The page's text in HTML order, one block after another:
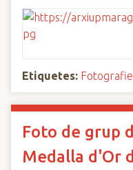
Etiquetes:
Foto de grup
Medalla d'Or